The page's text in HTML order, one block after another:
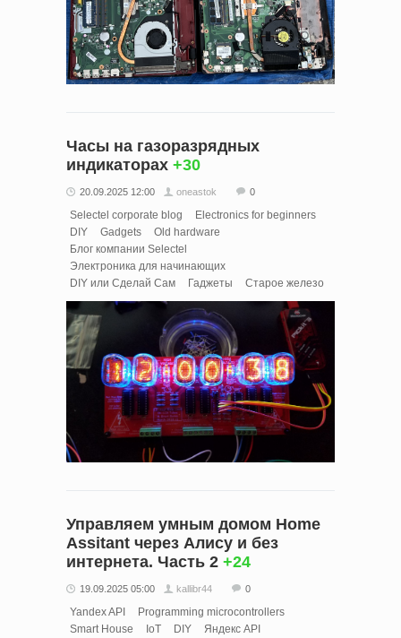
Часы на газоразрядных
индикаторах +30
20.09.2025 12:00 oneastok 0
Selectel corporate blog
Electronics for beginners
DIY
Gadgets
Old hardware
Блог компании Selectel
Электроника для начинающих
DIY или Сделай Сам
Гаджеты Старое железо
Управляем умным домом Home
Assitant через Алису и без
интернета. Часть 2 +24
19.09.2025 05:00 kallibr44 0
Yandex API
Programming microcontrollers
Smart House
IoT DIY
Яндекс API